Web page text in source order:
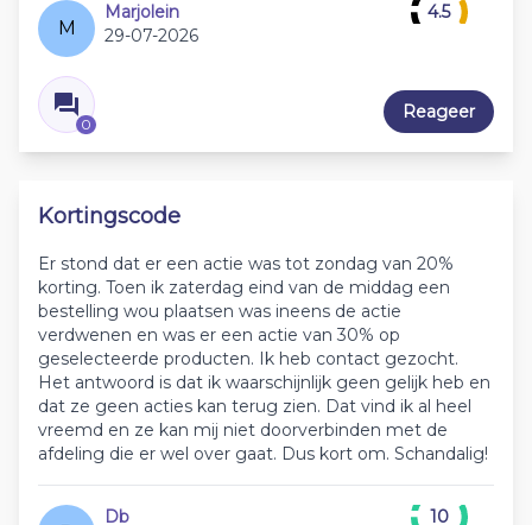
M
Marjolein
29-07-2026
0
4.5
Reageer
Kortingscode
Er stond dat er een actie was tot zondag van 20%
korting. Toen ik zaterdag eind van de middag een
bestelling wou plaatsen was ineens de actie
verdwenen en was er een actie van 30% op
geselecteerde producten. Ik heb contact gezocht.
Het antwoord is dat ik waarschijnlijk geen gelijk heb en
dat ze geen acties kan terug zien. Dat vind ik al heel
vreemd en ze kan mij niet doorverbinden met de
afdeling die er wel over gaat. Dus kort om. Schandalig!
Db
10